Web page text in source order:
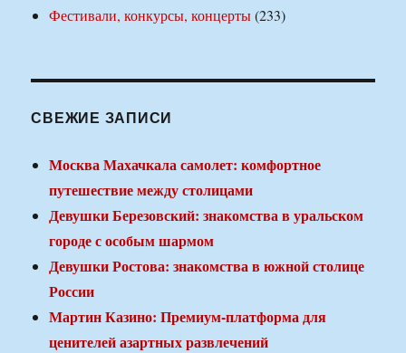
Фестивали, конкурсы, концерты(233)
СВЕЖИЕ ЗАПИСИ
Москва Махачкала самолет: комфортное
путешествие между столицами
Девушки Березовский: знакомства в уральском
городе с особым шармом
Девушки Ростова: знакомства в южной столице
России
Мартин Казино: Премиум-платформа для
ценителей азартных развлечений